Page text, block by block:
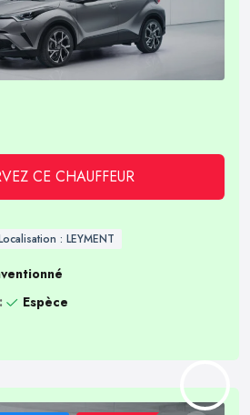
CE CHAUFFEUR
: LEYMENT
Espèce